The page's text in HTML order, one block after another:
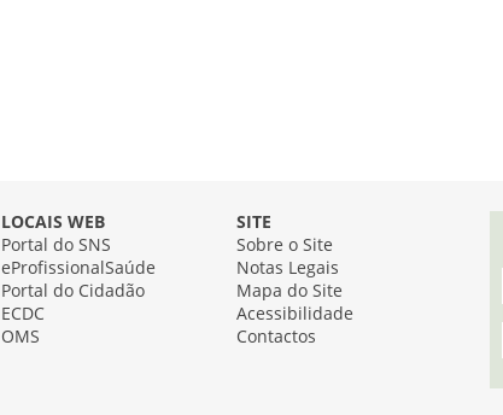
LOCAIS WEB
Portal do SNS
eProfissionalSaúde
Portal do Cidadão
ECDC
OMS
SITE
Sobre o Site
Notas Legais
Mapa do Site
Acessibilidade
Contactos